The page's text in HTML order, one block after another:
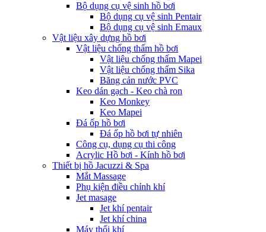
Bộ dụng cụ vệ sinh hồ bơi
Bộ dụng cụ vệ sinh Pentair
Bộ dụng cụ vệ sinh Emaux
Vật liệu xây dựng hồ bơi
Vật liệu chống thấm hồ bơi
Vật liệu chống thấm Mapei
Vật liệu chống thấm Sika
Băng cản nước PVC
Keo dán gạch - Keo chà ron
Keo Monkey
Keo Mapei
Đá ốp hồ bơi
Đá ốp hồ bơi tự nhiên
Công cụ, dụng cụ thi công
Acrylic Hồ bơi - Kính hồ bơi
Thiết bị hồ Jacuzzi & Spa
Mắt Massage
Phụ kiện điều chỉnh khí
Jet masage
Jet khí pentair
Jet khí china
Máy thổi khí